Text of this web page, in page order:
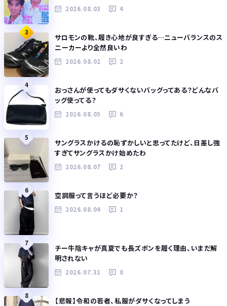
2026.08.03 4
3
サロモンの靴、履き心地が良すぎる…ニューバランスのス
ニーカーより全然良いわ
2026.08.02 2
4
おっさんが使ってもダサくないバッグってある？どんなバ
ッグ使ってる？
2026.08.05 6
5
サングラスかけるの恥ずかしいと思ってたけど、日差し強
すぎてサングラスかけ始めたわ
2026.08.07 2
6
空調服って言うほど必要か？
2026.08.04 1
7
チー牛陰キャが真夏でも長ズボンを履く理由、いまだ解
明されない
2026.07.31 0
8
【悲報】令和の若者、私服がダサくなってしまう